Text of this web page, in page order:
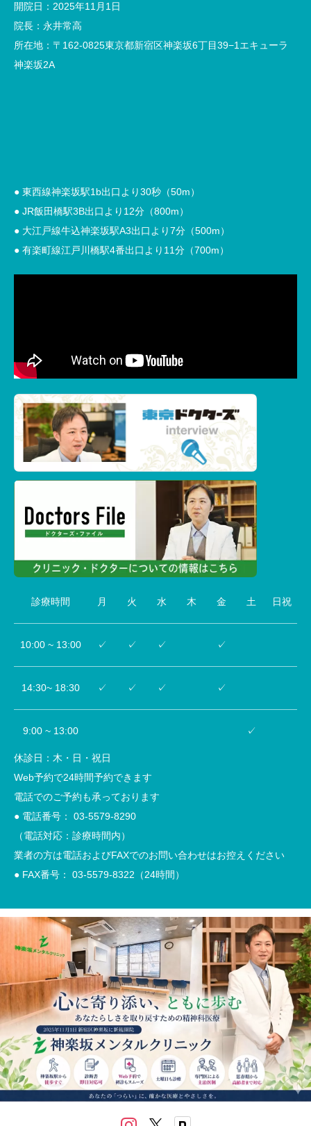
開院日：2025年11月1日
院長：永井常高
所在地：〒162-0825東京都新宿区神楽坂6丁目39−1エキューラ
神楽坂2A
● 東西線神楽坂駅1b出口より30秒（50m）
● JR飯田橋駅3B出口より12分（800m）
● 大江戸線牛込神楽坂駅A3出口より7分（500m）
● 有楽町線江戸川橋駅4番出口より11分（700m）
診療時間 月 火 水 木 金 土 日祝
10:00 ~ 13:00 ✓ ✓ ✓ ✓
14:30~ 18:30 ✓ ✓ ✓ ✓
9:00 ~ 13:00 ✓
休診日：木・日・祝日
Web予約で24時間予約できます
電話でのご予約も承っております
● 電話番号： 03-5579-8290
（電話対応：診療時間内）
業者の方は電話およびFAXでのお問い合わせはお控えください
● FAX番号： 03-5579-8322（24時間）